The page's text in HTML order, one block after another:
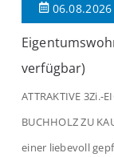
06.08.2026
verfügbar)
ATTRAKTIVE 3Zi.-
BUCHHOLZ ZU
einer liebevoll